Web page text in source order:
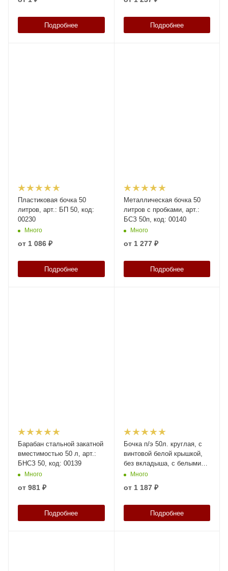
Подробнее Подробнее
Пластиковая бочка 50
литров, арт.: БП 50, код:
00230
Много
от 1 086 ₽
Подробнее
Металлическая бочка 50
литров с пробками, арт.:
БСЗ 50п, код: 00140
Много
от 1 277 ₽
Подробнее
Барабан стальной закатной
вместимостью 50 л, арт.:
БНСЗ 50, код: 00139
Много
от 981 ₽
Подробнее
Бочка п/э 50л. круглая, с
винтовой белой крышкой,
без вкладыша, с белыми
ручками, код: 38436
Много
от 1 187 ₽
Подробнее